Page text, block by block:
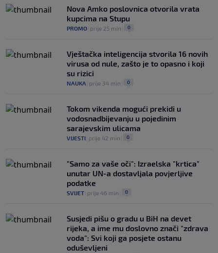
čak 50 miliona dolara
prije 6 h 0
Nova Amko poslovnica otvorila vrata
kupcima na Stupu
PROMO prije 25 min 0
Vještačka inteligencija stvorila 16 novih
virusa od nule, zašto je to opasno i koji
su rizici
NAUKA prije 34 min 0
Tokom vikenda mogući prekidi u
vodosnadbijevanju u pojedinim
sarajevskim ulicama
VIJESTI prije 42 min 0
"Samo za vaše oči": Izraelska "krtica"
unutar UN-a dostavljala povjerljive
podatke
SVIJET prije 46 min 0
Susjedi pišu o gradu u BiH na devet
rijeka, a ime mu doslovno znači "zdrava
voda": Svi koji ga posjete ostanu
oduševljeni